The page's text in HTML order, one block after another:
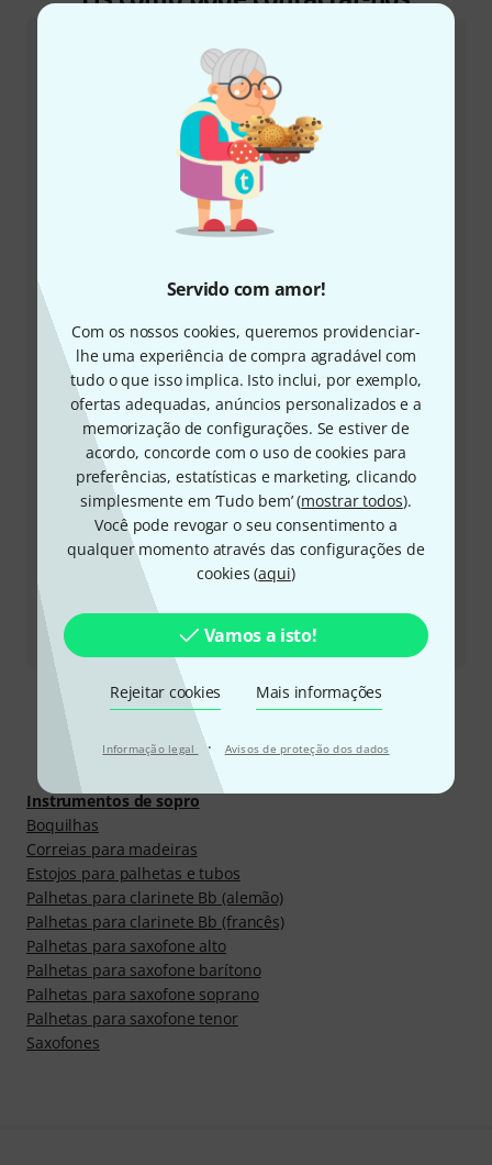
Servido com amor!
Com os nossos cookies, queremos providenciar-
lhe uma experiência de compra agradável com
tudo o que isso implica. Isto inclui, por exemplo,
ofertas adequadas, anúncios personalizados e a
memorização de configurações. Se estiver de
acordo, concorde com o uso de cookies para
preferências, estatísticas e marketing, clicando
simplesmente em ‘Tudo bem’ (mostrar todos).
Você pode revogar o seu consentimento a
qualquer momento através das configurações de
cookies (aqui)
Vamos a isto!
Rejeitar cookies Mais informações
Informação legal · Avisos de proteção dos dados
Atendimento ao Cliente Portugal
+49-9546-9223-645
ajudar com quaisquer questões ou problemas
Ter número de cliente à mão
Horários comerciais (CEST - Horário de
verão da Europa Central)
Solicitar devolução da chamada
Outras formas de entrar em contacto connosco
Devolver produto
Descobrir mais
Instrumentos de sopro
Boquilhas
Correias para madeiras
Estojos para palhetas e tubos
Palhetas para clarinete Bb (alemão)
Palhetas para clarinete Bb (francês)
Palhetas para saxofone alto
Palhetas para saxofone barítono
Palhetas para saxofone soprano
Palhetas para saxofone tenor
Saxofones